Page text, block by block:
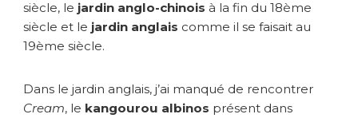
siècle, le jardin anglo-chinois à la fin du 18ème
siècle et le jardin anglais comme il se faisait au
19ème siècle.
Dans le jardin anglais, j’ai manqué de rencontrer
Cream, le kangourou albinos présent dans